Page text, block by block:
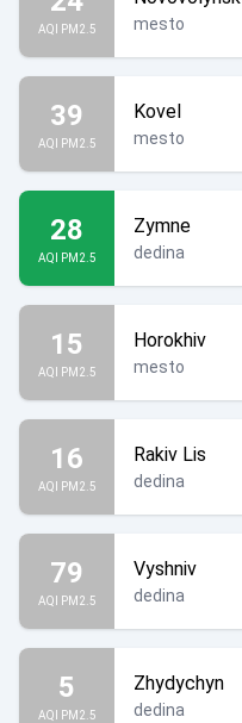
AQI PM2.5 mesto
39
AQI PM2.5
Kovel
mesto
28
AQI PM2.5
Zymne
dedina
15
AQI PM2.5
Horokhiv
mesto
16
AQI PM2.5
Rakiv Lis
dedina
79
AQI PM2.5
Vyshniv
dedina
5
AQI PM2.5
Zhydychyn
dedina